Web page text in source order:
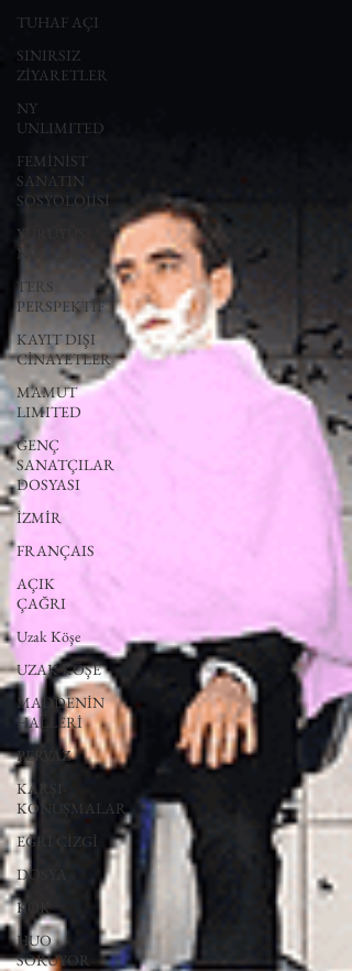
TUHAF AÇI
SINIRSIZ
ZİYARETLER
NY
UNLIMITED
FEMİNİST
SANATIN
SOSYOLOJİSİ
YÜRÜYÜŞ
NOTLARI
TERS
PERSPEKTİF
KAYIT DIŞI
CİNAYETLER
MAMUT
LIMITED
GENÇ
SANATÇILAR
DOSYASI
İZMİR
FRANÇAIS
AÇIK
ÇAĞRI
Uzak Köşe
UZAK KÖŞE
MADDENİN
HALLERİ
PERVAZ
KARŞI-
KONUŞMALAR
EĞRİ ÇİZGİ
DOSYA
KÖK
HUO
SORUYOR